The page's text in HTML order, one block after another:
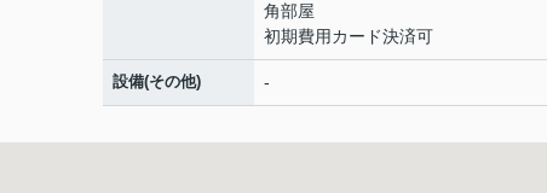
角部屋
初期費用カード決済可
設備(その他) -